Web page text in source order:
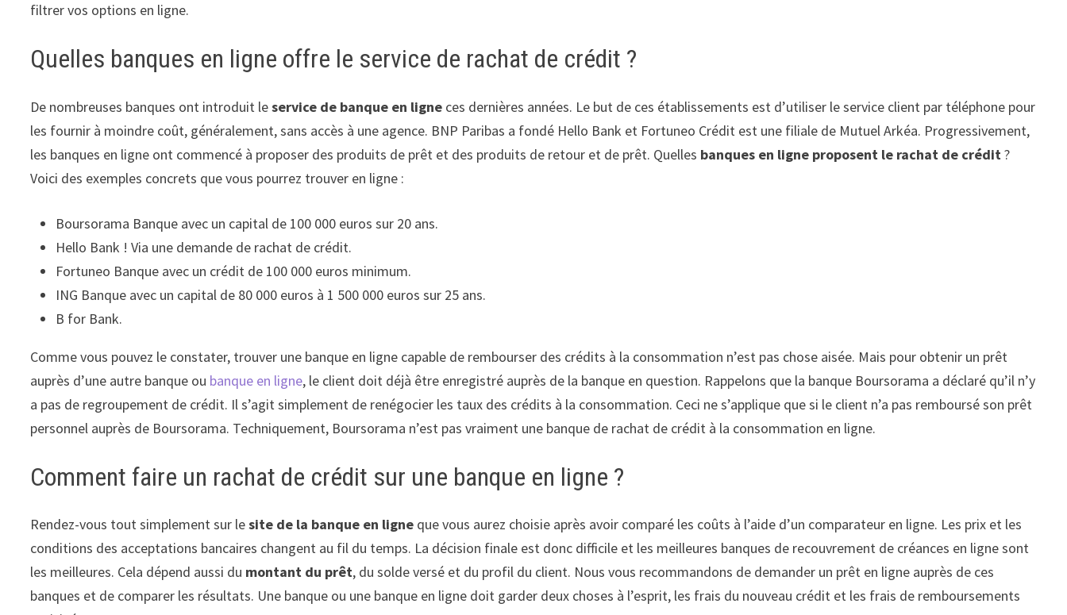
filtrer vos options en ligne.
Quelles banques en ligne offre le service de rachat de crédit ?
De nombreuses banques ont introduit leservice de banque en ligne ces dernières années. Le but de ces établissements est d’utiliser le service client par téléphone pour
les fournir à moindre coût, généralement, sans accès à une agence. BNP Paribas a fondé Hello Bank et Fortuneo Crédit est une filiale de Mutuel Arkéa. Progressivement,
les banques en ligne ont commencé à proposer des produits de prêt et des produits de retour et de prêt. Quelles banques en ligne proposent le rachat de crédit?
Voici des exemples concrets que vous pourrez trouver en ligne :
Boursorama Banque avec un capital de 100 000 euros sur 20 ans.
Hello Bank ! Via une demande de rachat de crédit.
Fortuneo Banque avec un crédit de 100 000 euros minimum.
ING Banque avec un capital de 80 000 euros à 1 500 000 euros sur 25 ans.
B for Bank.
Comme vous pouvez le constater, trouver une banque en ligne capable de rembourser des crédits à la consommation n’est pas chose aisée. Mais pour obtenir un prêt
auprès d’une autre banque ou banque en ligne, le client doit déjà être enregistré auprès de la banque en question. Rappelons que la banque Boursorama a déclaré qu’il n’y
a pas de regroupement de crédit. Il s’agit simplement de renégocier les taux des crédits à la consommation. Ceci ne s’applique que si le client n’a pas remboursé son prêt
personnel auprès de Boursorama. Techniquement, Boursorama n’est pas vraiment une banque de rachat de crédit à la consommation en ligne.
Comment faire un rachat de crédit sur une banque en ligne ?
Rendez-vous tout simplement sur lesite de la banque en ligne que vous aurez choisie après avoir comparé les coûts à l’aide d’un comparateur en ligne. Les prix et les
conditions des acceptations bancaires changent au fil du temps. La décision finale est donc difficile et les meilleures banques de recouvrement de créances en ligne sont
les meilleures. Cela dépend aussi du montant du prêt, du solde versé et du profil du client. Nous vous recommandons de demander un prêt en ligne auprès de ces
banques et de comparer les résultats. Une banque ou une banque en ligne doit garder deux choses à l’esprit, les frais du nouveau crédit et les frais de remboursements